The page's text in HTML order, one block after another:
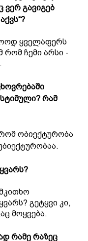
ვერ გავიგებ
ყველაფერს
რომ ჩემი არსი -
რამ
ობიექტურობა
გეტყვი კი,
მოყვება.
რამე რაზეც